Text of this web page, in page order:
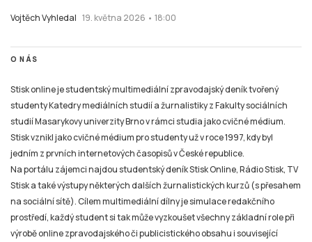
Vojtěch Vyhledal 19. května 2026 • 18:00
O NÁS
Stisk online je studentský multimediální zpravodajský deník tvořený
studenty Katedry mediálních studií a žurnalistiky z Fakulty sociálních
studií Masarykovy univerzity Brno v rámci studia jako cvičné médium.
Stisk vznikl jako cvičné médium pro studenty už v roce 1997, kdy byl
jedním z prvních internetových časopisů v České republice.
Na portálu zájemci najdou studentský deník Stisk Online, Rádio Stisk, TV
Stisk a také výstupy některých dalších žurnalistických kurzů (s přesahem
na sociální sítě). Cílem multimediální dílny je simulace redakčního
prostředí, každý student si tak může vyzkoušet všechny základní role při
výrobě online zpravodajského či publicistického obsahu i související